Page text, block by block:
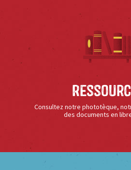
Consultez notre phototèque,
des documents en